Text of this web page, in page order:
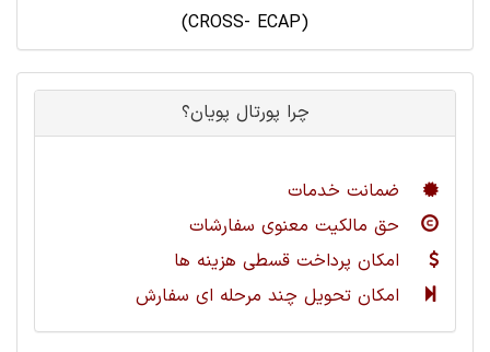
(CROSS- ECAP)
چرا پورتال پویان؟
ضمانت خدمات
حق مالکیت معنوی سفارشات
امکان پرداخت قسطی هزینه ها
امکان تحویل چند مرحله ای سفارش